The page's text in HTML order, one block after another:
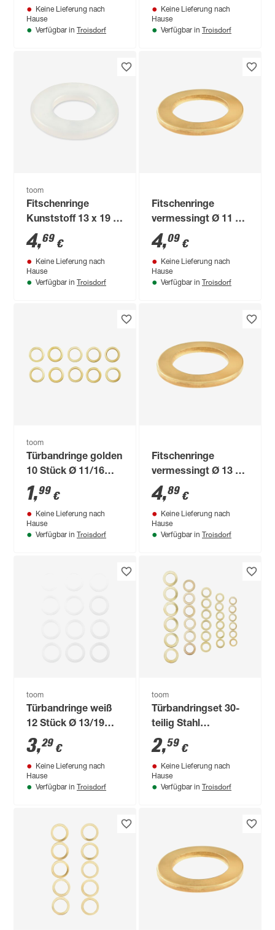
Keine Lieferung nach
Hause
Verfügbar in Troisdorf
Keine Lieferung nach
Hause
Verfügbar in Troisdorf
toom
Fitschenringe
Kunststoff 13 x 19 x
2 mm 14 Stück
4,69 €
Keine Lieferung nach
Hause
Verfügbar in Troisdorf
Fitschenringe
vermessingt Ø 11 x
16 x 2 mm 18 Stück
4,09 €
Keine Lieferung nach
Hause
Verfügbar in Troisdorf
toom
Türbandringe golden
10 Stück Ø 11/16
mm
1,99 €
Keine Lieferung nach
Hause
Verfügbar in Troisdorf
Fitschenringe
vermessingt Ø 13 x
19 x 2 mm 14 Stück
4,89 €
Keine Lieferung nach
Hause
Verfügbar in Troisdorf
toom
Türbandringe weiß
12 Stück Ø 13/19
mm
3,29 €
Keine Lieferung nach
Hause
Verfügbar in Troisdorf
toom
Türbandringset 30-
teilig Stahl
vermessingt Ø 5/10
- 11/18 mm
2,59 €
Keine Lieferung nach
Hause
Verfügbar in Troisdorf